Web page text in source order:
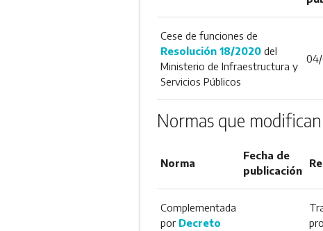
Cese de funciones de
Resolución 18/2020del
Ministerio de Infraestructura y
Servicios Públicos
Normas que
Norma
Fecha de
publicación
Complementada
por Decreto